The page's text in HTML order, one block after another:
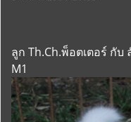
ลูก Th.Ch.พ็อตเตอร์ กั
M1